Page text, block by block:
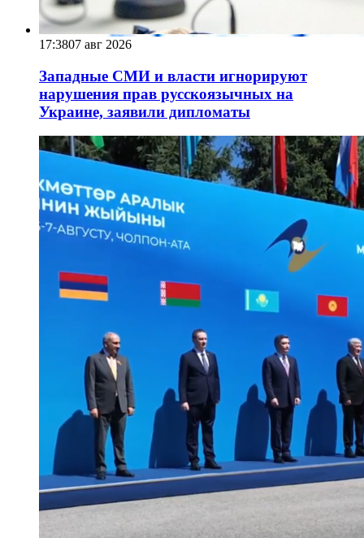
17:3807 авг 2026
Западные СМИ и власти игнорируют
нарушения прав русскоязычных на
Украине, заявили дипломаты